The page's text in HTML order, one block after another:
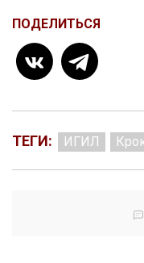
ПОДЕЛИТЬСЯ
ТЕГИ: ИГИЛ